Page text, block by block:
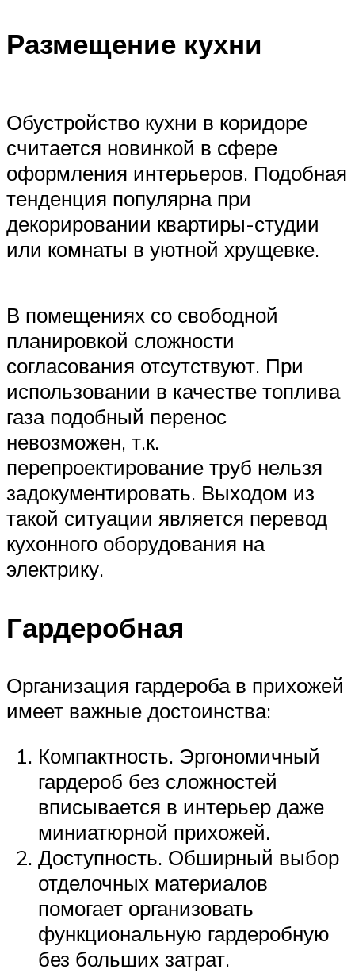
Размещение кухни
Обустройство кухни в коридоре
считается новинкой в сфере
оформления интерьеров. Подобная
тенденция популярна при
декорировании квартиры-студии
или комнаты в уютной хрущевке.
В помещениях со свободной
планировкой сложности
согласования отсутствуют. При
использовании в качестве топлива
газа подобный перенос
невозможен, т.к.
перепроектирование труб нельзя
задокументировать. Выходом из
такой ситуации является перевод
кухонного оборудования на
электрику.
Гардеробная
Организация гардероба в прихожей
имеет важные достоинства:
Компактность. Эргономичный
гардероб без сложностей
вписывается в интерьер даже
миниатюрной прихожей.
Доступность. Обширный выбор
отделочных материалов
помогает организовать
функциональную гардеробную
без больших затрат.